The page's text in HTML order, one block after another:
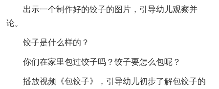
出示一个制作好的饺子的图片，引导幼儿观察并
论。
饺子是什么样的？
你们在家里包过饺子吗？饺子要怎么包呢？
播放视频《包饺子》，引导幼儿初步了解包饺子的